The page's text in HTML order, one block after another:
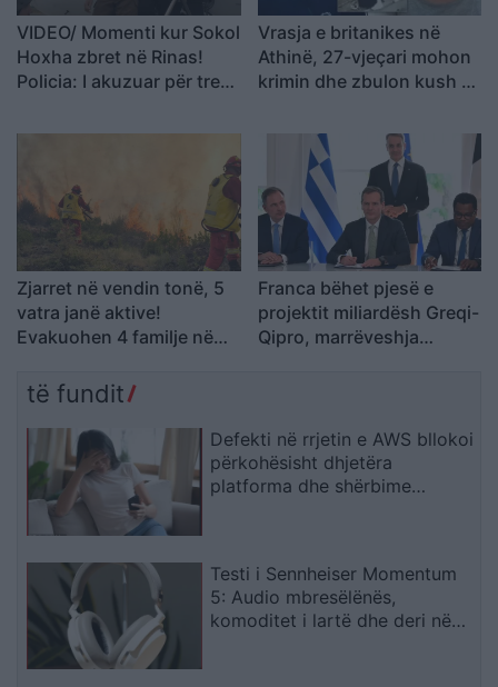
VIDEO/ Momenti kur Sokol
Hoxha zbret në Rinas!
Policia: I akuzuar për tre
SHBA në Shqipëri
Vrasja e britanikes në
Athinë, 27-vjeçari mohon
krimin dhe zbulon kush e
Zjarret në vendin tonë, 5
vatra janë aktive!
Evakuohen 4 familje në
paraqitet situata në zonat
e tjera
Franca bëhet pjesë e
projektit miliardësh Greqi-
Qipro, marrëveshja
të fundit
Defekti në rrjetin e AWS bllokoi
përkohësisht dhjetëra
platforma dhe shërbime
Testi i Sennheiser Momentum
5: Audio mbresëlënës,
komoditet i lartë dhe deri në